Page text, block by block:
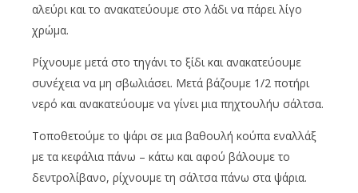
αλεύρι και το ανακατεύουμε στο λάδι να πάρει λίγο
χρώμα.
Ρίχνουμε μετά στο τηγάνι το ξίδι και ανακατεύουμε
συνέχεια να μη σβωλιάσει. Μετά βάζουμε 1/2 ποτήρι
νερό και ανακατεύουμε να γίνει μια πηχτουλήυ σάλτσα.
Τοποθετούμε το ψάρι σε μια βαθουλή κούπα εναλλάξ
με τα κεφάλια πάνω – κάτω και αφού βάλουμε το
δεντρολίβανο, ρίχνουμε τη σάλτσα πάνω στα ψάρια.